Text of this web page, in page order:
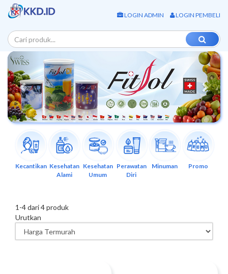
LOGIN PEMBELI
LOGIN ADMIN
Previous Next
Kecantikan Kesehatan
Alami
Kesehatan
Umum
Perawatan
Diri
Minuman Promo
1 -4dari4produk
Urutkan